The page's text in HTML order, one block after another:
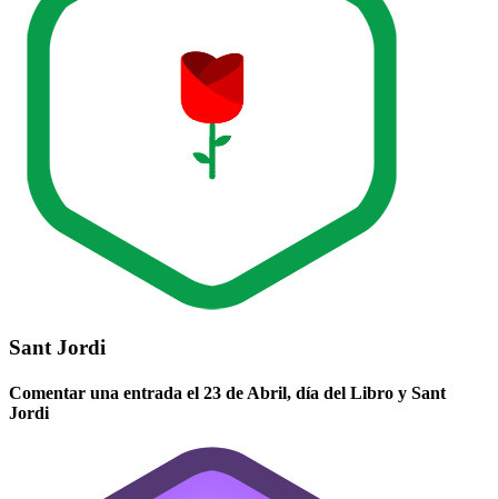
Sant Jordi
Comentar una entrada el 23 de Abril, día del Libro y Sant
Jordi